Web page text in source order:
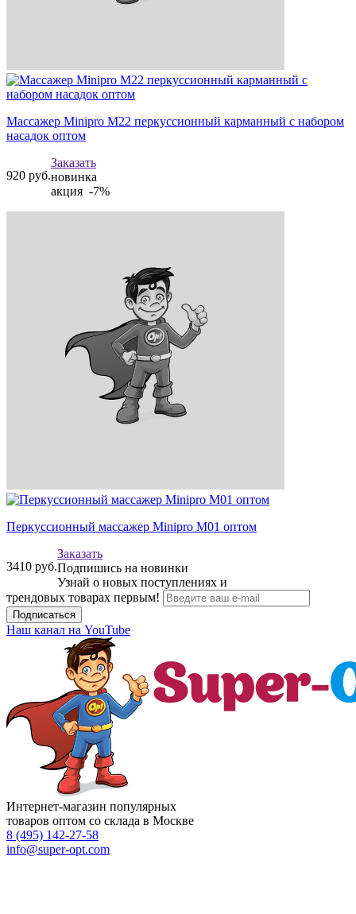
Массажер Minipro M22 перкуссионный карманный с набором
насадок оптом
920 руб.
Заказать
новинка
акция -7%
Перкуссионный массажер Minipro M01 оптом
3410 руб.
Заказать
Подпишись на новинки
Узнай о новых поступлениях и
трендовых товарах первым!
Подписаться
Наш канал на YouTube
Интернет-магазин популярных
товаров оптом со склада в Москве
8 (495) 142-27-58
info@super-opt.com